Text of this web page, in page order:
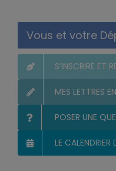
Vous et votre
S’INSCRIRE ET
MES LETTRES
POSER UNE
LE CALENDRIER